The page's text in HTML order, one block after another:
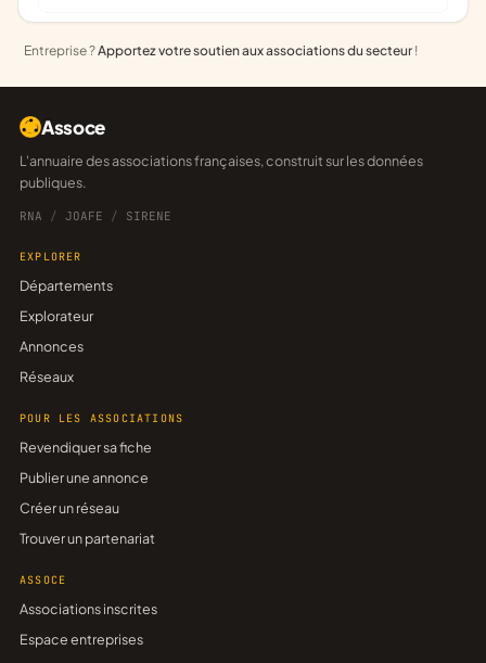
Entreprise ?Apportez votre soutien aux associations du secteur !
Assoce
L'annuaire des associations françaises, construit sur les données
publiques.
RNA / JOAFE / SIRENE
EXPLORER
Départements
Explorateur
Annonces
Réseaux
POUR LES ASSOCIATIONS
Revendiquer sa fiche
Publier une annonce
Créer un réseau
Trouver un partenariat
ASSOCE
Associations inscrites
Espace entreprises